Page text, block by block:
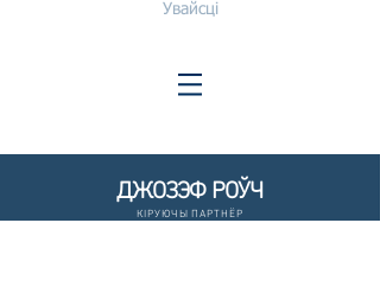
Увайсці
ДЖОЗЭФ РОЎЧ
КІРУЮЧЫ ПАРТНЁР